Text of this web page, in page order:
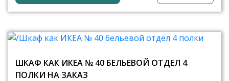
ШКАФ КАК ИКЕА № 40 БЕЛЬЕВОЙ ОТДЕЛ 4
ПОЛКИ НА ЗАКАЗ